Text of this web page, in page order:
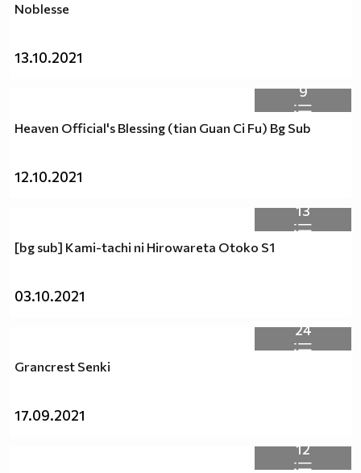
Noblesse
13.10.2021
9
Heaven Official's Blessing (tian Guan Ci Fu) Bg Sub
12.10.2021
13
[bg sub] Kami-tachi ni Hirowareta Otoko S1
03.10.2021
24
Grancrest Senki
17.09.2021
12